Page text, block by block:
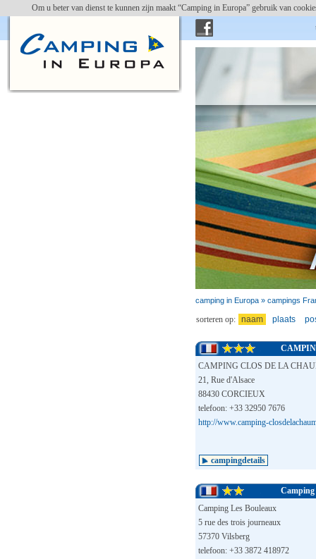
Om u beter van dienst te kunnen zijn maakt “Camping in Europa” gebruik van
camping in Europa » campings
sorteren op: naam plaats
CAMPING CLOS DE LA
21, Rue d'Alsace
88430 CORCIEUX
telefoon: +33 32950 7676
http://www.camping-
campingdetails
Camping
Camping Les Bouleaux
5 rue des trois journeaux
57370 Vilsberg
telefoon: +33 3872 418972